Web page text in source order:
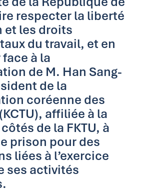
respecter la liberté
et les droits
du travail, et en
à la
de M. Han Sang-
de la
coréenne des
affiliée à la
de la FKTU, à
prison pour des
liées à l’exercice
ses activités